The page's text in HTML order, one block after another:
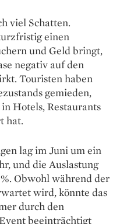
viel Schatten.
einen
und Geld bringt,
negativ auf den
Touristen haben
gemieden,
Hotels, Restaurants
hat.
lag im Juni um ein
und die Auslastung
Obwohl während der
wird, könnte das
durch den
beeinträchtigt